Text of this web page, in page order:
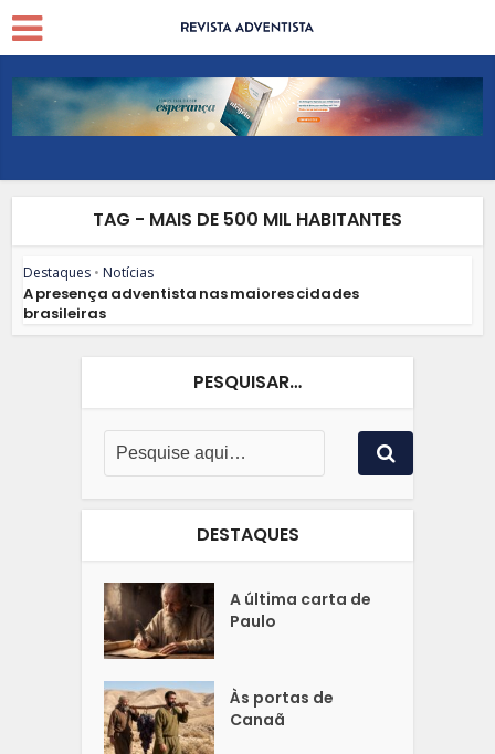
TAG - MAIS DE 500 MIL HABITANTES
Destaques • Notícias
A presença adventista nas maiores cidades
brasileiras
PESQUISAR…
DESTAQUES
A última carta de
Paulo
Às portas de
Canaã